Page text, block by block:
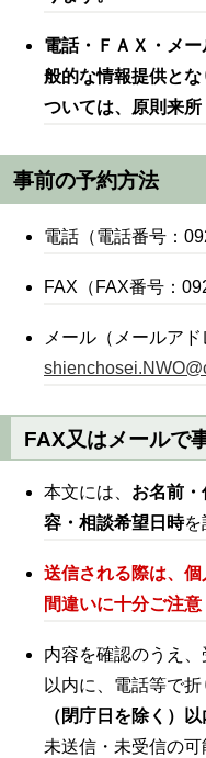
電話・ＦＡＸ・メ
般的な情報提供と
ついては、原則来
事前の予約方法
電話（電話番号：
FAX（FAX番号：
メール（メールアド
FAX又はメールで
本文には、 お名前
容・相談希望日時を
送信される際は、
間違いに十分ご注意
内容を確認のうえ、
以内に、電話等で折
（閉庁日を除く）
未送信・未受信の